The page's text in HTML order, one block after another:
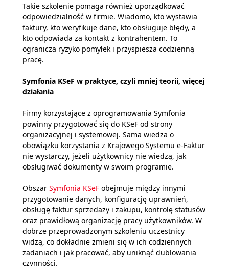
Takie szkolenie pomaga również uporządkować
odpowiedzialność w firmie. Wiadomo, kto wystawia
faktury, kto weryfikuje dane, kto obsługuje błędy, a
kto odpowiada za kontakt z kontrahentem. To
ogranicza ryzyko pomyłek i przyspiesza codzienną
pracę.
Symfonia KSeF w praktyce, czyli mniej teorii, więcej
działania
Firmy korzystające z oprogramowania Symfonia
powinny przygotować się do KSeF od strony
organizacyjnej i systemowej. Sama wiedza o
obowiązku korzystania z Krajowego Systemu e-Faktur
nie wystarczy, jeżeli użytkownicy nie wiedzą, jak
obsługiwać dokumenty w swoim programie.
Obszar Symfonia KSeF obejmuje między innymi
przygotowanie danych, konfigurację uprawnień,
obsługę faktur sprzedaży i zakupu, kontrolę statusów
oraz prawidłową organizację pracy użytkowników. W
dobrze przeprowadzonym szkoleniu uczestnicy
widzą, co dokładnie zmieni się w ich codziennych
zadaniach i jak pracować, aby uniknąć dublowania
czynności.